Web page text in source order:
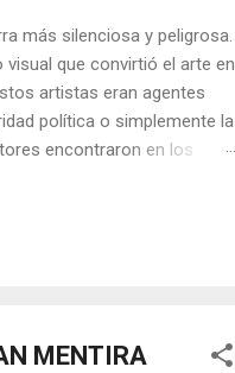
más silenciosa y peligrosa.
que convirtió el arte en
artistas eran agentes
política o simplemente la
encontraron en los
un objeto tridimensional y
la "resistencia óptica". ...
MENTIRA